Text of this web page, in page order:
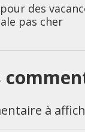
des
pas cher
à